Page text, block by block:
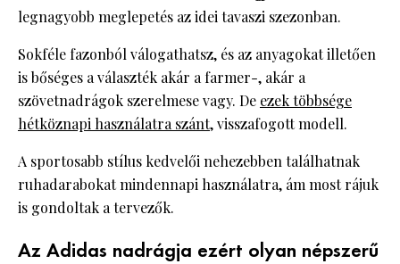
legnagyobb meglepetés az idei tavaszi szezonban.
Sokféle fazonból válogathatsz, és az anyagokat illetően
is bőséges a választék akár a farmer-, akár a
szövetnadrágok szerelmese vagy. De ezek többsége
hétköznapi használatra szánt, visszafogott modell.
A sportosabb stílus kedvelői nehezebben találhatnak
ruhadarabokat mindennapi használatra, ám most rájuk
is gondoltak a tervezők.
Az Adidas nadrágja ezért olyan népszerű